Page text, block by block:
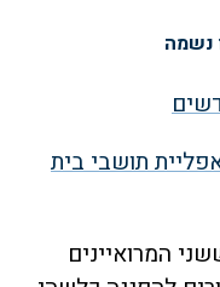
נשמה
תושבי בית
המרואיינים